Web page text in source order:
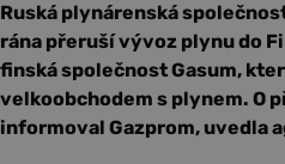
Ruská plynárenská
rána přeruší vývoz plynu do
finská společnost Gasum,
velkoobchodem s plynem. O
informoval Gazprom, uvedla